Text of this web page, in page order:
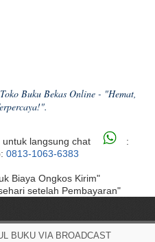
Buku Bekas Online - "Hemat,
langsung chat
:
0813-1063-6383
Biaya Ongkos Kirim"
setelah Pembayaran"
BUKU VIA BROADCAST